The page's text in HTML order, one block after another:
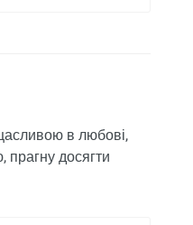
в любові,
прагну досягти